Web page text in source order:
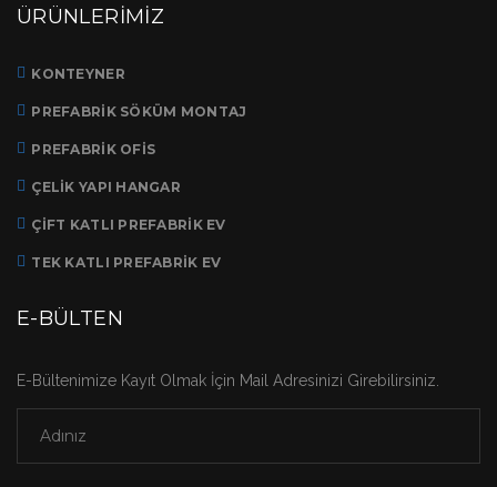
ÜRÜNLERIMIZ
KONTEYNER
PREFABRIK SÖKÜM MONTAJ
PREFABRIK OFIS
ÇELIK YAPI HANGAR
ÇIFT KATLI PREFABRIK EV
TEK KATLI PREFABRIK EV
E-BÜLTEN
E-Bültenimize Kayıt Olmak İçin Mail Adresinizi Girebilirsiniz.